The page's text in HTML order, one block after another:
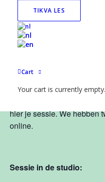
TIKVA LES
Cart
Your cart is currently empty.
Tikva 4 nov
(studio/
hier je sessie. We hebben
online.
Sessie in de studio: